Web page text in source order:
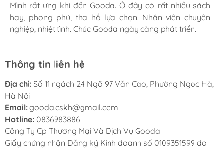
Mình rất ưng khi đến Gooda. Ở đây có rất nhiều sách
hay, phong phú, tha hồ lựa chọn. Nhân viên chuyên
nghiệp, nhiệt tình. Chúc Gooda ngày càng phát triển.
Mình rất ưng khi đến Gooda. Ở đây có rất nhiều sách
hay, phong phú, tha hồ lựa chọn. Nhân viên chuyên
nghiệp, nhiệt tình. Chúc Gooda ngày càng phát triển.
Mình rất ưng khi đến Gooda. Ở đây có rất nhiều sách
hay, phong phú, tha hồ lựa chọn. Nhân viên chuyên
nghiệp, nhiệt tình. Chúc Gooda ngày càng phát triển.
Thông tin liên hệ
Địa chỉ: Số 11 ngách 24 Ngõ 97 Văn Cao, Phường Ngọc Hà,
Hà Nội
Email: gooda.cskh@gmail.com
Hotline: 0836983886
Công Ty Cp Thương Mại Và Dịch Vụ Gooda
Giấy chứng nhận Đăng ký Kinh doanh số 0109351599 do